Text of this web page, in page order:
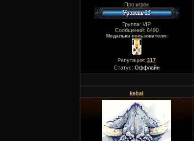
Про игрок
Группа: VIP
Сообщений: 6490
Медальки пользователя:
Репутация: 317
Статус: Оффлайн
kebal